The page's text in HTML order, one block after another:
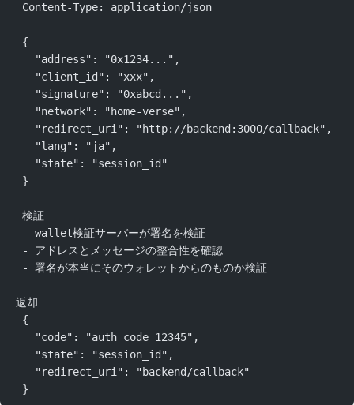
  Content-Type: application/json
  {
    "address": "0x1234...",
    "client_id": "xxx",
    "signature": "0xabcd...",
    "network": "home-verse",
    "redirect_uri": "http://backend:3000/callback",
    "lang": "ja",
    "state": "session_id"
  }
  検証
  - wallet検証サーバーが署名を検証
  - アドレスとメッセージの整合性を確認
  - 署名が本当にそのウォレットからのものか検証
返却
  {
    "code": "auth_code_12345",
    "state": "session_id",
    "redirect_uri": "backend/callback"
  }